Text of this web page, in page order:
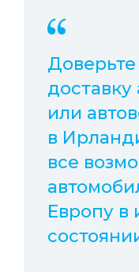
доставку
или
в
все
Европу в